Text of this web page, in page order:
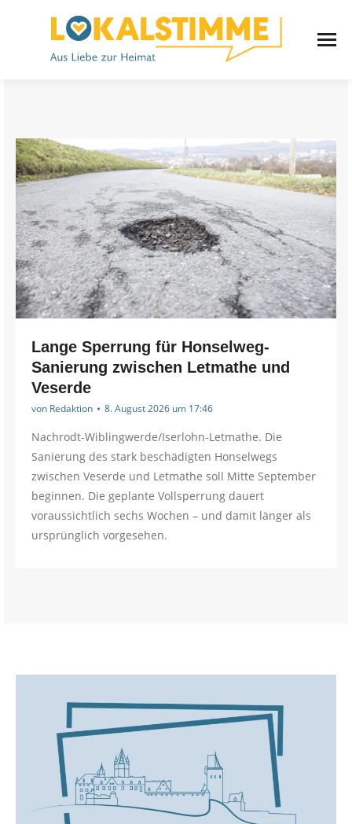
Lange Sperrung für Honselweg-
Sanierung zwischen Letmathe und
Veserde
von Redaktion 8. August 2026 um 17:46
Nachrodt-Wiblingwerde/Iserlohn-Letmathe. Die
Sanierung des stark beschädigten Honselwegs
zwischen Veserde und Letmathe soll Mitte September
beginnen. Die geplante Vollsperrung dauert
voraussichtlich sechs Wochen – und damit länger als
ursprünglich vorgesehen.